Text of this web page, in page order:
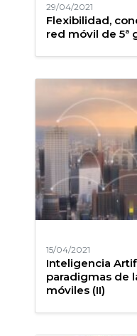
29/04/2021
Flexibilidad,
red móvil de 5ª
15/04/2021
Inteligencia
paradigmas de
móviles (II)